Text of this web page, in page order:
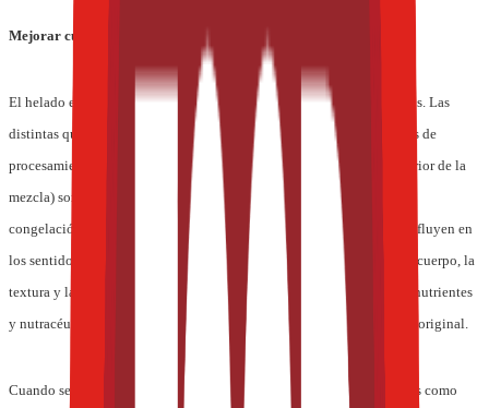
Mejorar cuestiones de formulación
El helado es el sistema de consumo ideal de nutrientes y nutracéuticos. Las
distintas químicas y estructuras creadas a través de las distintas etapas de
procesamiento (pasteurización, homogenización y maduración posterior de la
mezcla) son críticas para el papel de la mezcla durante las etapas de
congelación, batido, endurecimiento y distribución. A su vez, éstas influyen en
los sentidos del producto terminado, incluidos el sabor, el aspecto, el cuerpo, la
textura y la aceptabilidad general del producto. La incorporación de nutrientes
y nutracéuticos generalmente no implica la modificación de la receta original.
Cuando se incorporan dos o más nutrientes, es conveniente agregarlos como